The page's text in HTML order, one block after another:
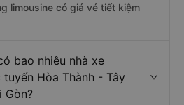
limousine có giá vé tiết kiệm
bao nhiêu nhà xe
Hòa Thành - Tây
Gòn?